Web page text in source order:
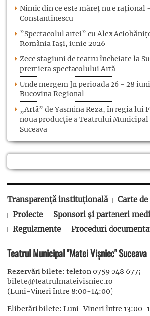
Nimic din ce este măreț nu e rațional
Constantinescu
”Spectacolul artei” cu Alex
România Iași, iunie 2026
Zece stagiuni de teatru încheiate la
premiera spectacolului Artă
Unde mergem ]n perioada 26 - 28
Bucovina Regional
„Artă” de Yasmina Reza, în regia lui
noua producție a Teatrului Municipal
Suceava
Transparență instituțională
Carte
Proiecte
Sponsori și parteneri
Regulamente
Proceduri
Teatrul Municipal "Matei Vișniec" Suceava
Rezervări bilete: telefon 0759 048 677;
bilete@teatrulmateivisniec.ro
(Luni-Vineri între 8:00-14:00)
Eliberări bilete: Luni-Vineri între 13:00-